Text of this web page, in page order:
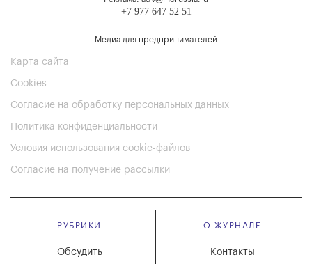
+7 977 647 52 51
Медиа для предпринимателей
Карта сайта
Cookies
Согласие на обработку персональных данных
Политика конфиденциальности
Условия использования cookie-файлов
Согласие на получение рассылки
РУБРИКИ
Обсудить
О ЖУРНАЛЕ
Контакты